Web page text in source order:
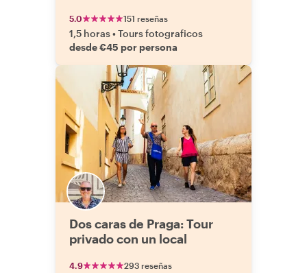
5.0 151 reseñas
1,5 horas•Tours fotograficos
desde €45 por persona
Dos caras de Praga: Tour
privado con un local
4.9 293 reseñas